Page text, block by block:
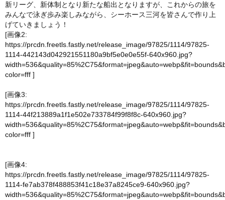
新リーグ、新体制となり新たな船出となりますが、これからの旅を
みんなで泳ぎ歩み楽しみながら、シーホース三河を皆さんで作り上
げていきましょう！
[画像2:
https://prcdn.freetls.fastly.net/release_image/97825/1114/97825-
1114-442143d042921551180a9bf5e0e0e55f-640x960.jpg?
color=fff ]
[画像3:
https://prcdn.freetls.fastly.net/release_image/97825/1114/97825-
1114-44f213889a1f1e502e733784f99f8f8c-640x960.jpg?
color=fff ]
[画像4:
https://prcdn.freetls.fastly.net/release_image/97825/1114/97825-
1114-fe7ab378f488853f41c18e37a8245ce9-640x960.jpg?